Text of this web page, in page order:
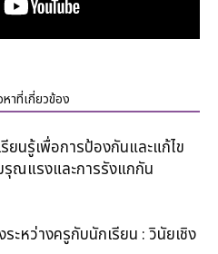
หาที่เกี่ยวข้อง
ยนรู้เพื่อการป้องกันและแก้ไข
ณแรงและการรังแกกัน
ะหว่างครูกับนักเรียน : วินัยเชิง